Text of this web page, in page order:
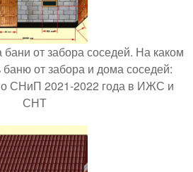
от забора соседей. На каком
баню от забора и дома соседей:
СНиП 2021-2022 года в ИЖС и
СНТ